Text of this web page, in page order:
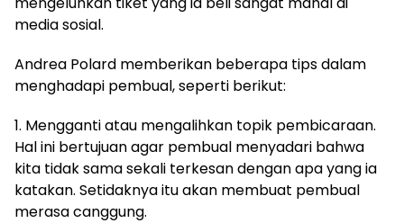
media sosial.
Andrea Polard memberikan beberapa tips dalam
menghadapi pembual, seperti berikut:
1. Mengganti atau mengalihkan topik pembicaraan.
Hal ini bertujuan agar pembual menyadari bahwa
kita tidak sama sekali terkesan dengan apa yang ia
katakan. Setidaknya itu akan membuat pembual
merasa canggung.